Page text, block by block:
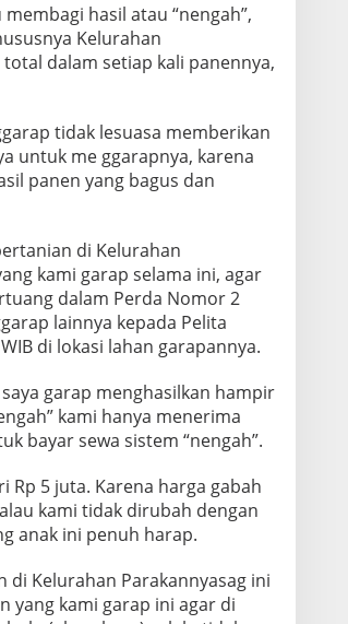
hasil atau “nengah”,
Kelurahan
dalam setiap kali panennya,
tidak lesuasa memberikan
untuk me ggarapnya, karena
panen yang bagus dan
di Kelurahan
kami garap selama ini, agar
dalam Perda Nomor 2
lainnya kepada Pelita
di lokasi lahan garapannya.
garap menghasilkan hampir
kami hanya menerima
bayar sewa sistem “nengah”.
Rp 5 juta. Karena harga gabah
kami tidak dirubah dengan
anak ini penuh harap.
Kelurahan Parakannyasag ini
yang kami garap ini agar di